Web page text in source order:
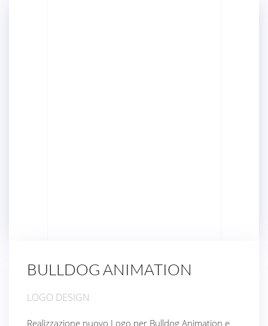
BULLDOG ANIMATION
LOGO DESIGN
Realizzazione nuovo Logo per Bulldog Animation e